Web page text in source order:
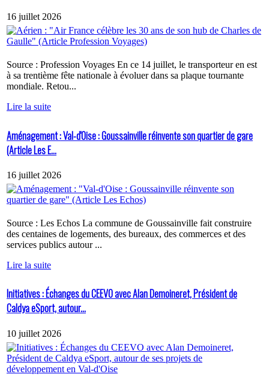
16 juillet 2026
Source : Profession Voyages En ce 14 juillet, le transporteur en est
à sa trentième fête nationale à évoluer dans sa plaque tournante
mondiale. Retou...
Lire la suite
Aménagement : Val-d'Oise : Goussainville réinvente son quartier de gare
(Article Les E...
16 juillet 2026
Source : Les Echos La commune de Goussainville fait construire
des centaines de logements, des bureaux, des commerces et des
services publics autour ...
Lire la suite
Initiatives : Échanges du CEEVO avec Alan Demoineret, Président de
Caldya eSport, autour...
10 juillet 2026